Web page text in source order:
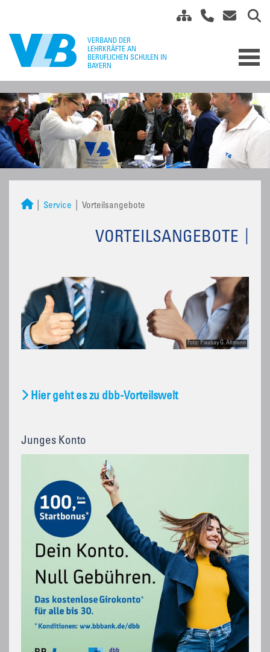
Service Vorteilsangebote
VORTEILSANGEBOTE
Foto: Pixabay G. Altmann
Hier geht es zu dbb-Vorteilswelt
Junges Konto